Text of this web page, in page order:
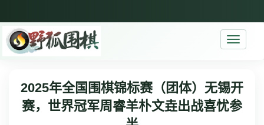
Toggle
2025年全国围棋锦标赛（团体）无锡开
赛，世界冠军周睿羊朴文垚出战喜忧参